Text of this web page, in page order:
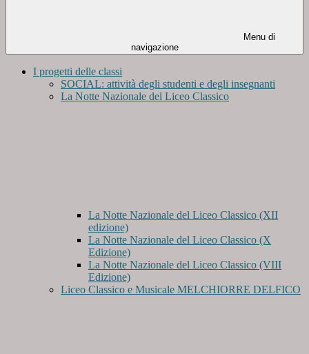
Menu di
navigazione
I progetti delle classi
SOCIAL: attività degli studenti e degli insegnanti
La Notte Nazionale del Liceo Classico
La Notte Nazionale del Liceo Classico (XII
edizione)
La Notte Nazionale del Liceo Classico (X
Edizione)
La Notte Nazionale del Liceo Classico (VIII
Edizione)
Liceo Classico e Musicale MELCHIORRE DELFICO